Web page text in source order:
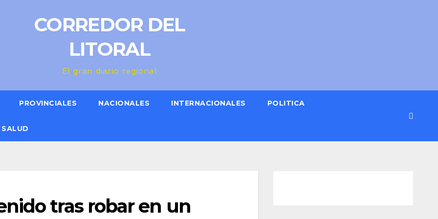
CORREDOR DEL
LITORAL
El gran diario regional
PROVINCIALES NACIONALES INTERNACIONALES POLITICA
SALUD
tras robar en un